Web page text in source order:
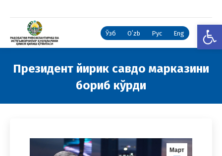
Ўзб Oʻzb Рус Eng
Президент йирик савдо марказини
бориб кўрди
Март